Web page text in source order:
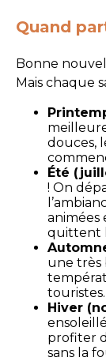
Quand
Bonne
Mais chaque
douces,
Été
! On
animées
quittent
une très
touristes.
Hiver
profiter
sans la